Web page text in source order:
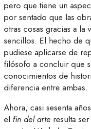
pero que tiene un
por sentado que las
otras cosas gracias a la
sencillos. El hecho de
pudiese aplicarse de
filósofo a concluir que
conocimientos de
diferencia entre ambas.
Ahora, casi sesenta
el fin del arte resulta